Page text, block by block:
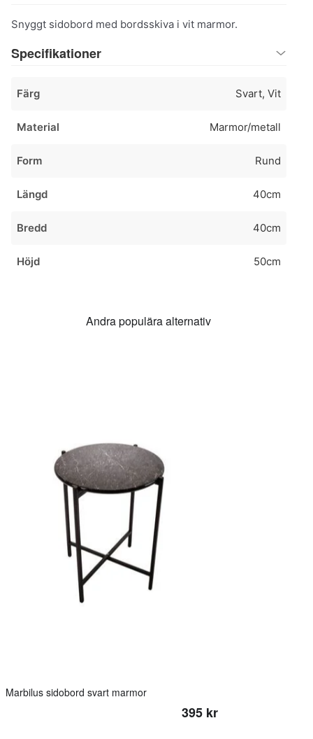
Snyggt sidobord med bordsskiva i vit marmor.
Specifikationer
Färg Svart, Vit
Material Marmor/metall
Form Rund
Längd 40cm
Bredd 40cm
Höjd 50cm
Andra populära alternativ
Marbilus sidobord svart marmor
395 kr